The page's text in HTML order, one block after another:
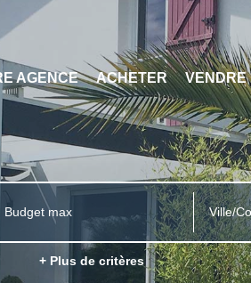
AGENCE ACHETER VENDRE
Ville/
+ Plus de critères